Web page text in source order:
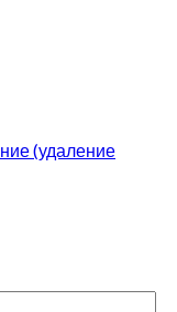
(удаление